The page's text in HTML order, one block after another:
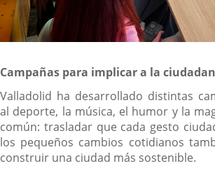
Campañas para implicar a la
Valladolid ha desarrollado distintas
al deporte, la música, el humor y la
común: trasladar que cada gesto
los pequeños cambios cotidianos
construir una ciudad más sostenible.